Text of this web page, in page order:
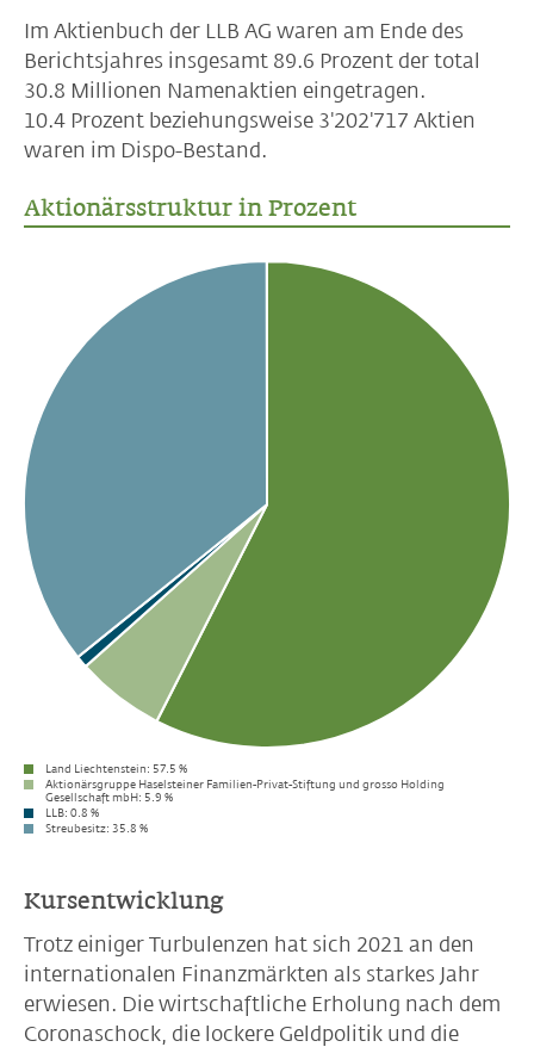
Im Aktienbuch der LLB AG waren am Ende des
Berichtsjahres insgesamt 89.6 Prozent der total
30.8 Millionen Namenaktien eingetragen.
10.4 Prozent beziehungsweise 3'202'717 Aktien
waren im Dispo-Bestand.
Aktionärsstruktur in Prozent
Land Liechtenstein: 57.5 %
Aktionärsgruppe Haselsteiner Familien-Privat-Stiftung und grosso Holding
Gesellschaft mbH: 5.9 %
LLB: 0.8 %
Streubesitz: 35.8 %
Kursentwicklung
Trotz einiger Turbulenzen hat sich 2021 an den
internationalen Finanzmärkten als starkes Jahr
erwiesen. Die wirtschaftliche Erholung nach dem
Coronaschock, die lockere Geldpolitik und die